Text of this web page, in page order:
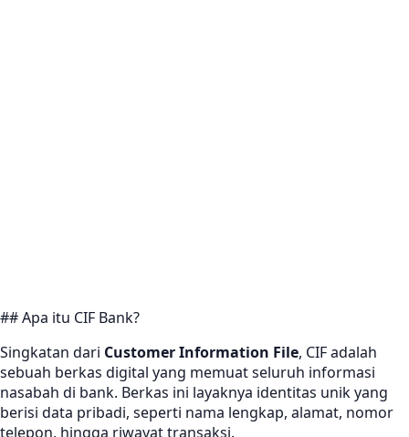
## Apa itu CIF Bank?
Singkatan dari Customer Information File, CIF adalah
sebuah berkas digital yang memuat seluruh informasi
nasabah di bank. Berkas ini layaknya identitas unik yang
berisi data pribadi, seperti nama lengkap, alamat, nomor
telepon, hingga riwayat transaksi.